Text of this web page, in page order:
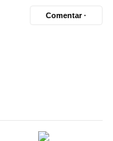
Comentar ·